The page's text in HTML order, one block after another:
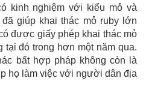
kinh nghiệm với kiểu mỏ và
giúp khai thác mỏ ruby lớn
được giấy phép khai thác mỏ
tại đó trong hơn một năm qua.
bất hợp pháp không còn là
họ làm việc với người dân địa